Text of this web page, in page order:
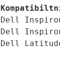
Dell
Dell
Dell